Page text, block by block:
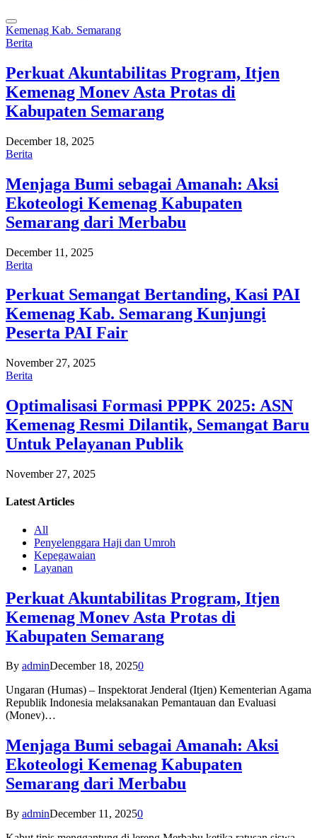
Kemenag Kab. Semarang
Berita
Perkuat Akuntabilitas Program, Itjen
Kemenag Monev Asta Protas di
Kabupaten Semarang
December 18, 2025
Berita
Menjaga Bumi sebagai Amanah: Aksi
Ekoteologi Kemenag Kabupaten
Semarang dari Merbabu
December 11, 2025
Berita
Perkuat Semangat Bertanding, Kasi PAI
Kemenag Kab. Semarang Kunjungi
Peserta PAI Fair
November 27, 2025
Berita
Optimalisasi Formasi PPPK 2025: ASN
Kemenag Resmi Dilantik, Semangat Baru
Untuk Pelayanan Publik
November 27, 2025
Latest Articles
All
Penyelenggara Haji dan Umroh
Kepegawaian
Layanan
Perkuat Akuntabilitas Program, Itjen
Kemenag Monev Asta Protas di
Kabupaten Semarang
By adminDecember 18, 20250
Ungaran (Humas) – Inspektorat Jenderal (Itjen) Kementerian Agama
Republik Indonesia melaksanakan Pemantauan dan Evaluasi
(Monev)…
Menjaga Bumi sebagai Amanah: Aksi
Ekoteologi Kemenag Kabupaten
Semarang dari Merbabu
By adminDecember 11, 20250